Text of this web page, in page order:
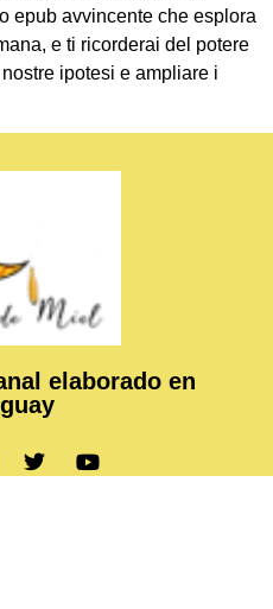
epub avvincente che esplora
e ti ricorderai del potere
ipotesi e ampliare i
elaborado en